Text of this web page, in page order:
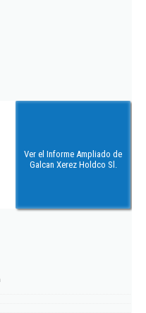
Ver el Informe Ampliado de
Galcan Xerez Holdco Sl.